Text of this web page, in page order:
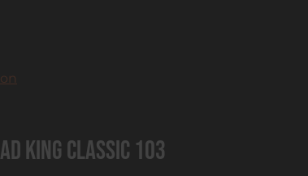
King Classic 103